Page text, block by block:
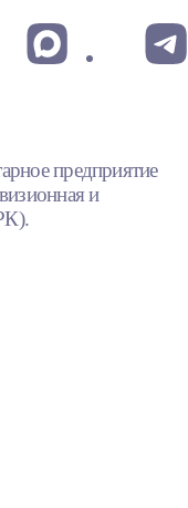
предприятие
и